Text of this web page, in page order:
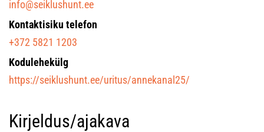
info@seiklushunt.ee
Kontaktisiku telefon
+372 5821 1203
Kodulehekülg
https://seiklushunt.ee/uritus/annekanal25/
Kirjeldus/ajakava